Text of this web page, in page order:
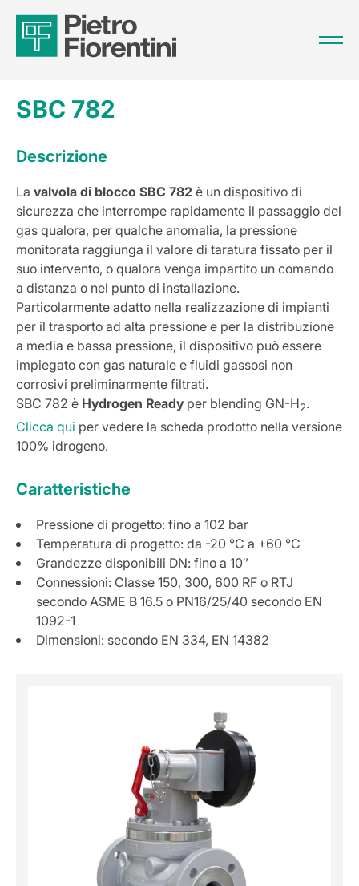
SBC 782
Descrizione
La valvola di blocco SBC 782 è un dispositivo di
sicurezza che interrompe rapidamente il passaggio del
gas qualora, per qualche anomalia, la pressione
monitorata raggiunga il valore di taratura fissato per il
suo intervento, o qualora venga impartito un comando
a distanza o nel punto di installazione.
Particolarmente adatto nella realizzazione di impianti
per il trasporto ad alta pressione e per la distribuzione
a media e bassa pressione, il dispositivo può essere
impiegato con gas naturale e fluidi gassosi non
corrosivi preliminarmente filtrati.
SBC 782 è Hydrogen Ready per blending GN-H2.
Clicca qui per vedere la scheda prodotto nella versione
100% idrogeno.
Caratteristiche
Pressione di progetto: fino a 102 bar
Temperatura di progetto: da -20 °C a +60 °C
Grandezze disponibili DN: fino a 10″
Connessioni: Classe 150, 300, 600 RF o RTJ
secondo ASME B 16.5 o PN16/25/40 secondo EN
1092-1
Dimensioni: secondo EN 334, EN 14382